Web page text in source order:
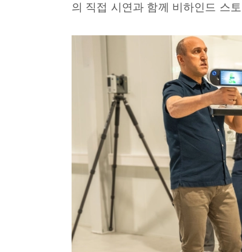
의 직접 시연과 함께 비하인드 스